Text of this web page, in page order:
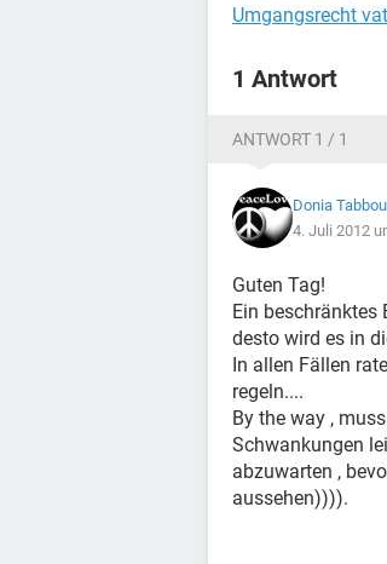
Umgangsrecht
1 Antwort
ANTWORT 1 / 1
Donia
4. Juli 2012
Guten Tag!
Ein beschränktes
desto wird es in
In allen Fällen
regeln....
By the way ,
Schwankungen
abzuwarten ,
aussehen)))).